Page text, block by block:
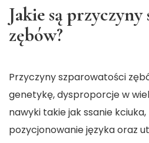
Jakie są
zębów?
Przyczyny szparowatości
genetykę, dysproporcje w
nawyki takie jak ssanie
pozycjonowanie języka oraz